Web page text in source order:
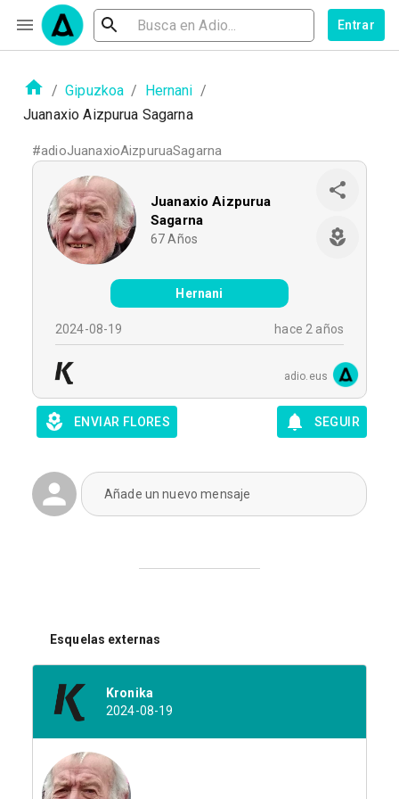
Entrar
/ Gipuzkoa / Hernani /
Juanaxio Aizpurua Sagarna
#adioJuanaxioAizpuruaSagarna
Juanaxio Aizpurua
Sagarna
67 Años
Hernani
2024-08-19 hace 2 años
adio.eus
ENVIAR FLORES SEGUIR
Añade un nuevo mensaje
Esquelas externas
Kronika
2024-08-19